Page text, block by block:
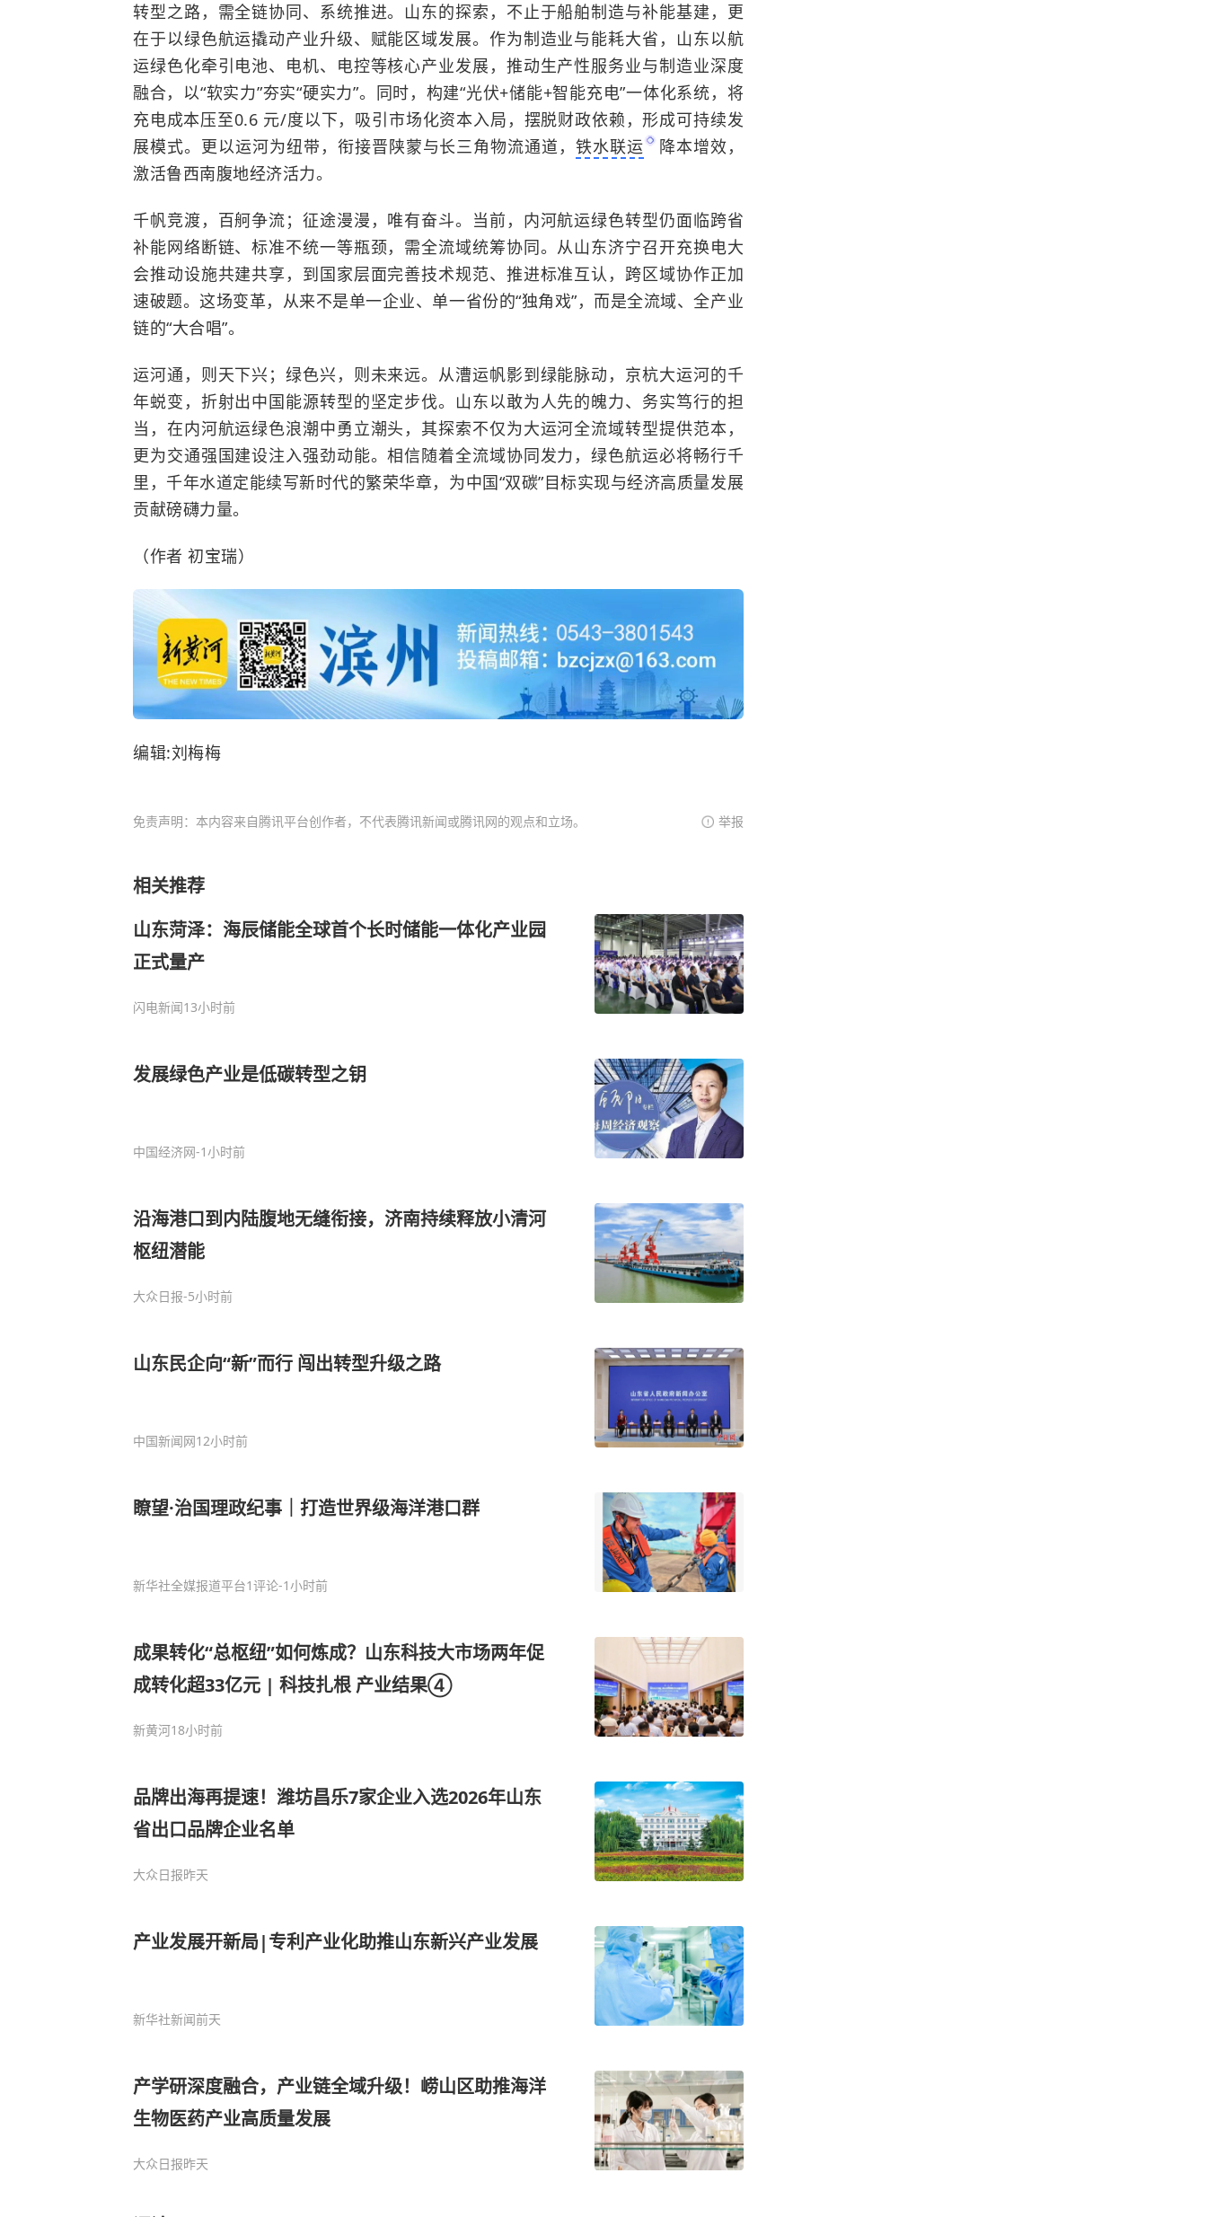
转型之路，需全链协同、系统推进。山东的探索，不止于船舶制造与补能基建，更
在于以绿色航运撬动产业升级、赋能区域发展。作为制造业与能耗大省，山东以航
运绿色化牵引电池、电机、电控等核心产业发展，推动生产性服务业与制造业深度
融合，以“软实力”夯实“硬实力”。同时，构建“光伏+储能+智能充电”一体化系统，将
充电成本压至0.6 元/度以下，吸引市场化资本入局，摆脱财政依赖，形成可持续发
展模式。更以运河为纽带，衔接晋陕蒙与长三角物流通道，铁水联运
降本增效，
激活鲁西南腹地经济活力。
千帆竞渡，百舸争流；征途漫漫，唯有奋斗。当前，内河航运绿色转型仍面临跨省
补能网络断链、标准不统一等瓶颈，需全流域统筹协同。从山东济宁召开充换电大
会推动设施共建共享，到国家层面完善技术规范、推进标准互认，跨区域协作正加
速破题。这场变革，从来不是单一企业、单一省份的“独角戏”，而是全流域、全产业
链的“大合唱”。
运河通，则天下兴；绿色兴，则未来远。从漕运帆影到绿能脉动，京杭大运河的千
年蜕变，折射出中国能源转型的坚定步伐。山东以敢为人先的魄力、务实笃行的担
当，在内河航运绿色浪潮中勇立潮头，其探索不仅为大运河全流域转型提供范本，
更为交通强国建设注入强劲动能。相信随着全流域协同发力，绿色航运必将畅行千
里，千年水道定能续写新时代的繁荣华章，为中国“双碳”目标实现与经济高质量发展
贡献磅礴力量。
（作者 初宝瑞）
编辑:刘梅梅
免责声明：本内容来自腾讯平台创作者，不代表腾讯新闻或腾讯网的观点和立场。 举报
相关推荐
山东菏泽：海辰储能全球首个长时储能一体化产业园
正式量产
闪电新闻13小时前
发展绿色产业是低碳转型之钥
中国经济网-1小时前
沿海港口到内陆腹地无缝衔接，济南持续释放小清河
枢纽潜能
大众日报-5小时前
山东民企向“新”而行 闯出转型升级之路
中国新闻网12小时前
瞭望·治国理政纪事｜打造世界级海洋港口群
新华社全媒报道平台1评论-1小时前
成果转化“总枢纽”如何炼成？山东科技大市场两年促
成转化超33亿元 | 科技扎根 产业结果④
新黄河18小时前
品牌出海再提速！潍坊昌乐7家企业入选2026年山东
省出口品牌企业名单
大众日报昨天
产业发展开新局|专利产业化助推山东新兴产业发展
新华社新闻前天
产学研深度融合，产业链全域升级！崂山区助推海洋
生物医药产业高质量发展
大众日报昨天